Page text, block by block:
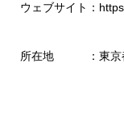
ウェブサイト：
所在地 ：東京都